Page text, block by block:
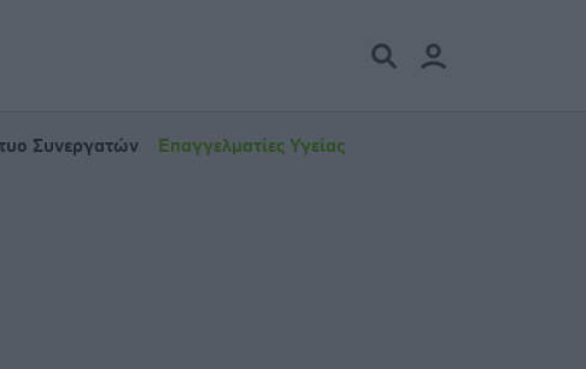
Συνεργατών Επαγγελματίες Υγείας